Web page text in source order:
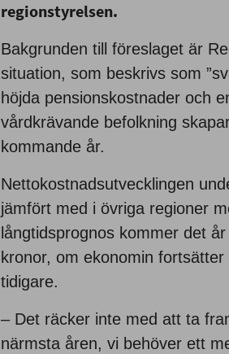
regionstyrelsen.
Bakgrunden till föreslaget är
situation, som beskrivs som
höjda pensionskostnader och
vårdkrävande befolkning
kommande år.
Nettokostnadsutvecklingen
jämfört med i övriga regioner
långtidsprognos kommer det
kronor, om ekonomin
tidigare.
– Det räcker inte med att ta
närmsta åren, vi behöver ett